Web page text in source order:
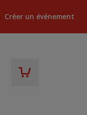
Créer un événement